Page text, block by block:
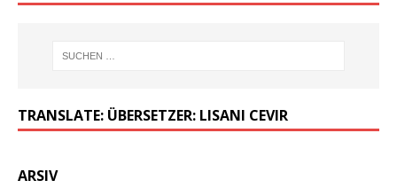
TRANSLATE: ÜBERSETZER: LISANI CEVIR
ARSIV